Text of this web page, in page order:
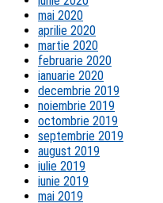
mai 2020
aprilie 2020
martie 2020
februarie 2020
ianuarie 2020
decembrie 2019
noiembrie 2019
octombrie 2019
septembrie 2019
august 2019
iulie 2019
iunie 2019
mai 2019